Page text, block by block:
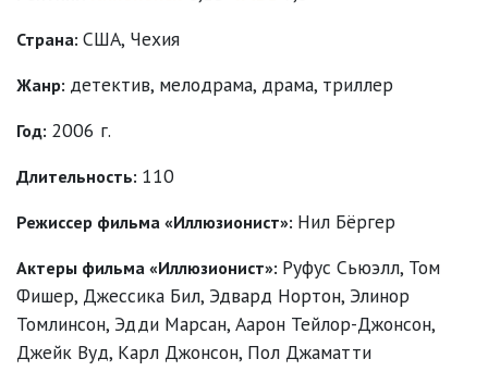
Страна: США, Чехия
Жанр: детектив, мелодрама, драма, триллер
Год: 2006 г.
Длительность: 110
Режиссер фильма «Иллюзионист»: Нил Бёргер
Актеры фильма «Иллюзионист»: Руфус Сьюэлл, Том
Фишер, Джессика Бил, Эдвард Нортон, Элинор
Томлинсон, Эдди Марсан, Аарон Тейлор-Джонсон,
Джейк Вуд, Карл Джонсон, Пол Джаматти